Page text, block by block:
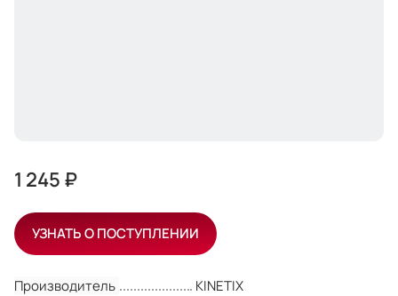
Производитель KINETIX
1 245 ₽
УЗНАТЬ О ПОСТУПЛЕНИИ